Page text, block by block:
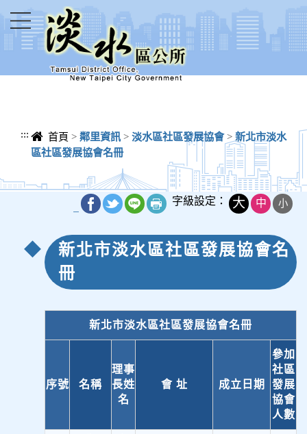
進入內容區塊
::: 首頁 > 鄰里資訊 > 淡水區社區發展協會> 新北市淡水
區社區發展協會名冊
字級設定： 大 中 小
新北市淡水區社區發展協會名
冊
新北市淡水區社區發展協會名冊
序號 名稱
理事
長姓
名
會 址 成立日期
參加
社區
發展
協會
人數